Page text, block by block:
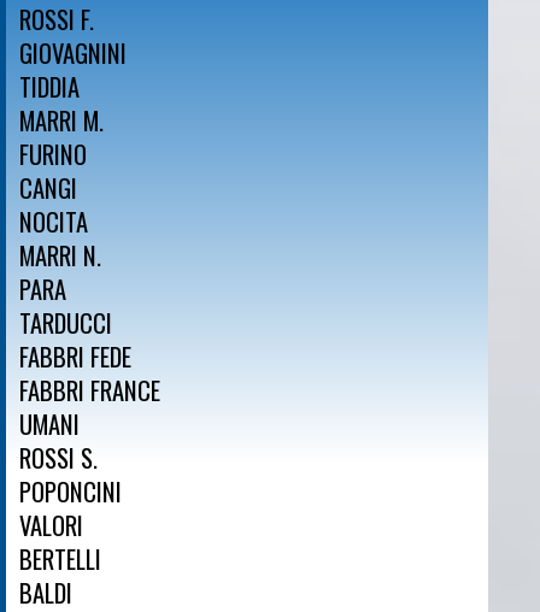
ROSSI F.
GIOVAGNINI
TIDDIA
MARRI M.
FURINO
CANGI
NOCITA
MARRI N.
PARA
TARDUCCI
FABBRI FEDE
FABBRI FRANCE
UMANI
ROSSI S.
POPONCINI
VALORI
BERTELLI
BALDI